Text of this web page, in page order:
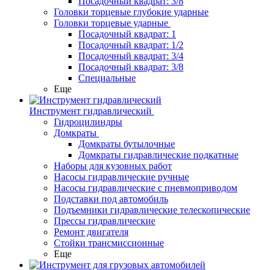
Головки торцевые глубокие ударные
Головки торцевые ударные
Посадочный квадрат: 1
Посадочный квадрат: 1/2
Посадочный квадрат: 3/4
Посадочный квадрат: 3/8
Специальные
Еще
Инструмент гидравлический
Гидроцилиндры
Домкраты
Домкраты бутылочные
Домкраты гидравлические подкатные
Наборы для кузовных работ
Насосы гидравлические ручные
Насосы гидравлические с пневмоприводом
Подставки под автомобиль
Подъемники гидравлические телескопические
Прессы гидравлические
Ремонт двигателя
Стойки трансмиссионные
Еще